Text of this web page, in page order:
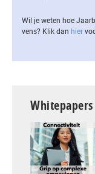
Wil je weten hoe
vens? Klik dan hier
Whitepapers